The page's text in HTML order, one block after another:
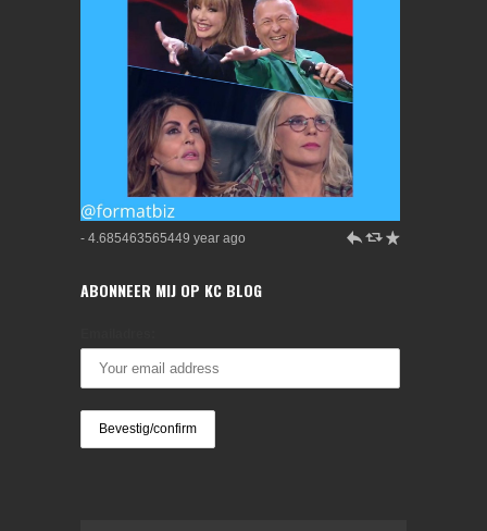
- 4.685463565449 year ago h J R
ABONNEER MIJ OP KC BLOG